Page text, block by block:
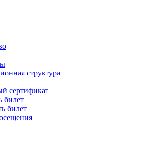
структура
сертификат
билет
билет